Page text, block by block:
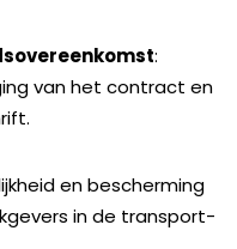
:
van het contract en
en bescherming
in de transport-